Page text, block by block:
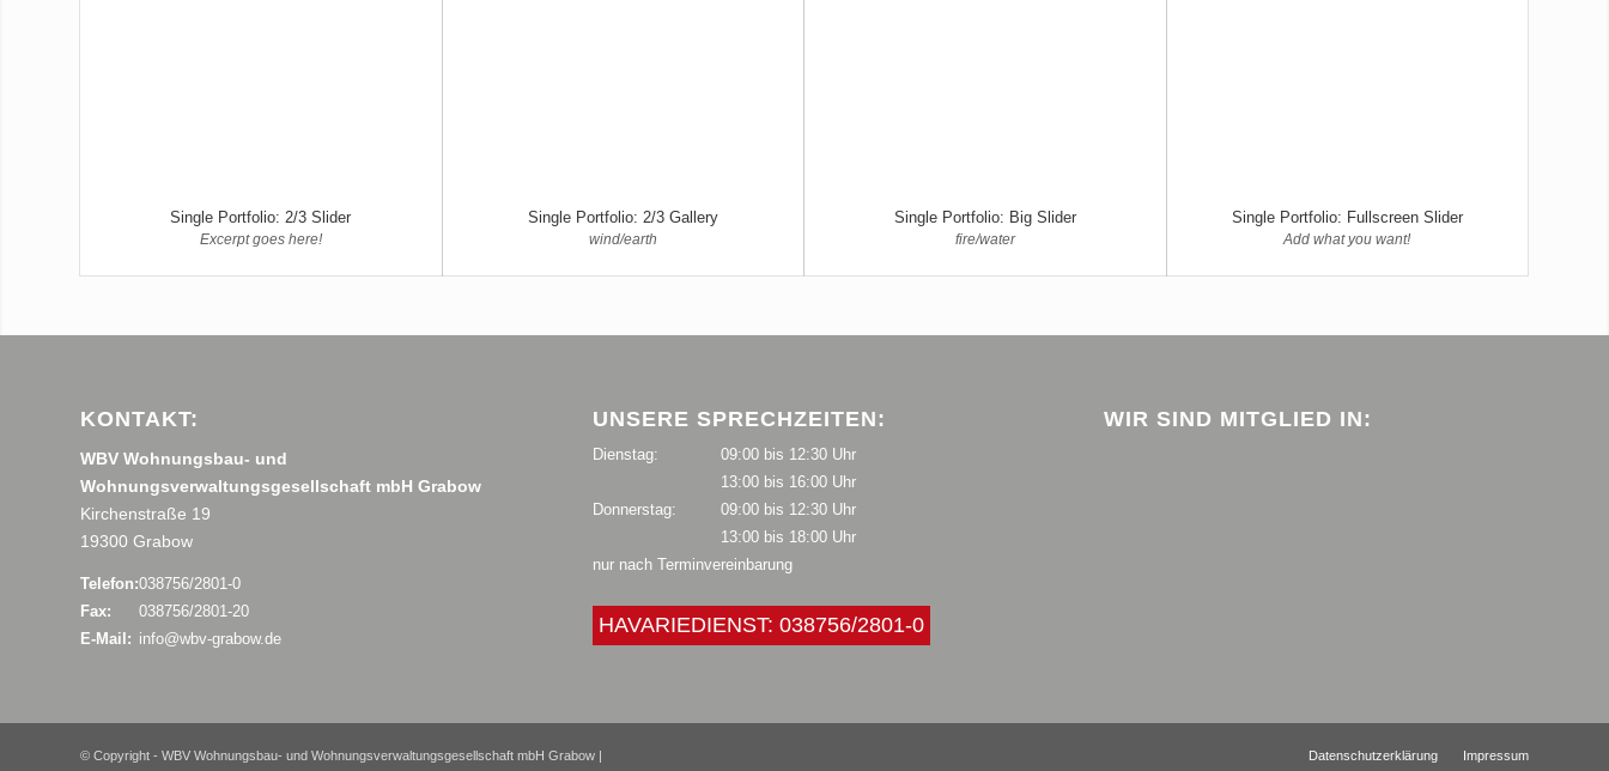
Single Portfolio: 2/3 Slider
Excerpt goes here!
Single Portfolio: 2/3 Gallery
wind/earth
Single Portfolio: Big Slider
fire/water
Single Portfolio: Fullscreen Slider
Add what you want!
KONTAKT:
WBV Wohnungsbau- und
Wohnungsverwaltungsgesellschaft mbH Grabow
Kirchenstraße 19
19300 Grabow
Telefon:038756/2801-0
Fax:
038756/2801-20
E-Mail: info@wbv-grabow.de
UNSERE SPRECHZEITEN:
Dienstag:
09:00 bis 12:30 Uhr
13:00 bis 16:00 Uhr
Donnerstag:
09:00 bis 12:30 Uhr
13:00 bis 18:00 Uhr
nur nach Terminvereinbarung
HAVARIEDIENST: 038756/2801-0
WIR SIND MITGLIED IN:
© Copyright - WBV Wohnungsbau- und Wohnungsverwaltungsgesellschaft mbH Grabow | Datenschutzerklärung Impressum